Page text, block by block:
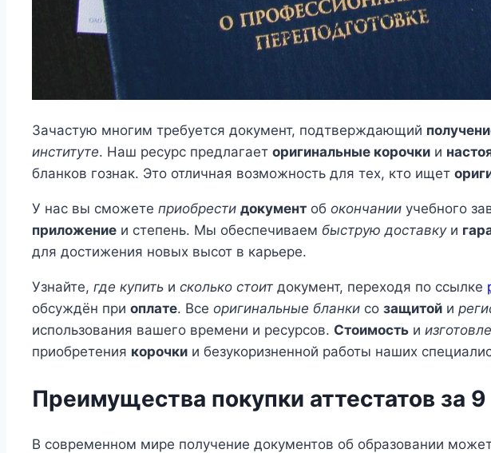
Зачастую многим требуется документ, подтверждающий
институте. Наш ресурс предлагает оригинальные корочки и
бланков гознак. Это отличная возможность для тех, кто ищет
У нас вы сможете приобрести документ об окончании учебного
приложение и степень. Мы обеспечиваем быструю доставкуи
для достижения новых высот в карьере.
Узнайте, где купить и сколько стоит документ, переходя по ссылке
обсуждён при оплате. Все оригинальные бланки со защитой и
использования вашего времени и ресурсов. Стоимость и
приобретения корочки и безукоризненной работы наших
Преимущества покупки аттестатов за 9
В современном мире получение документов об образовании